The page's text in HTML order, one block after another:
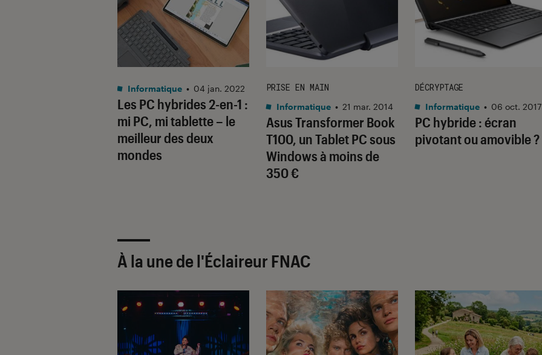
Les PC hybrides 2-en-1 :
mi PC, mi tablette – le
meilleur des deux
mondes
Informatique • 04 jan. 2022
Asus Transformer Book
T100, un Tablet PC sous
Windows à moins de
350 €
PRISE EN MAIN
Informatique • 21 mar. 2014
PC hybride : écran
pivotant ou amovible ?
DÉCRYPTAGE
Informatique • 06 oct. 2017
À la une de l'Éclaireur FNAC